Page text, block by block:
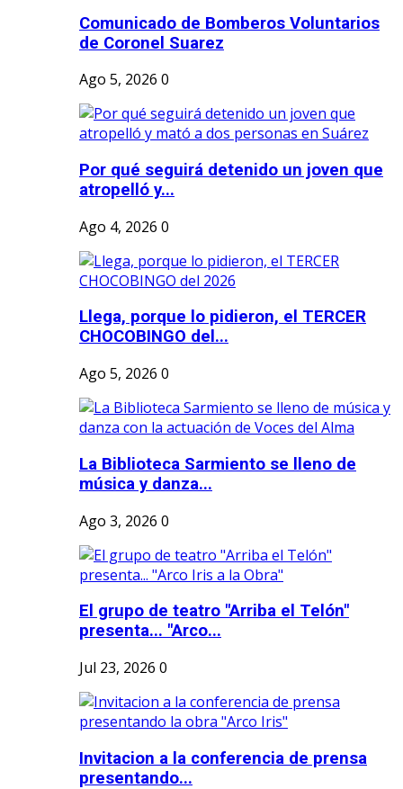
Comunicado de Bomberos Voluntarios
de Coronel Suarez
Ago 5, 2026 0
Por qué seguirá detenido un joven que
atropelló y...
Ago 4, 2026 0
Llega, porque lo pidieron, el TERCER
CHOCOBINGO del...
Ago 5, 2026 0
La Biblioteca Sarmiento se lleno de
música y danza...
Ago 3, 2026 0
El grupo de teatro "Arriba el Telón"
presenta... "Arco...
Jul 23, 2026 0
Invitacion a la conferencia de prensa
presentando...